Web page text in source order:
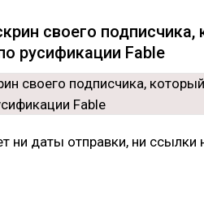
своего подписчика,
русификации Fable
ни даты отправки, ни ссылки